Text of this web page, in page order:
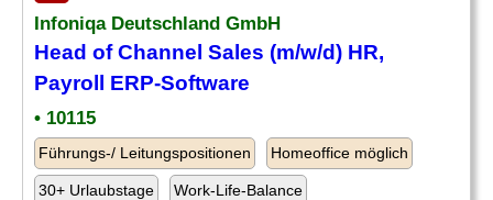
Infoniqa Deutschland GmbH
Head of Channel Sales (m/w/d) HR,
Payroll ERP-Software
• 10115
Führungs-/ Leitungspositionen Homeoffice möglich
30+ Urlaubstage Work-Life-Balance